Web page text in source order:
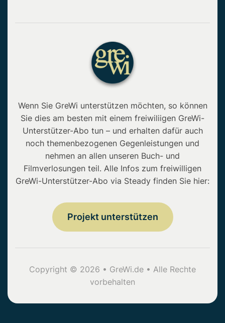
Wenn Sie GreWi unterstützen möchten, so können
Sie dies am besten mit einem freiwiliigen GreWi-
Unterstützer-Abo tun – und erhalten dafür auch
noch themenbezogenen Gegenleistungen und
nehmen an allen unseren Buch- und
Filmverlosungen teil. Alle Infos zum freiwilligen
GreWi-Unterstützer-Abo via Steady finden Sie hier:
Projekt unterstützen
Copyright © 2026 • GreWi.de • Alle Rechte
vorbehalten